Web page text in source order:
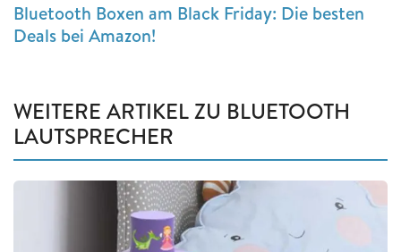
Bluetooth Boxen am Black Friday: Die besten
Deals bei Amazon!
WEITERE ARTIKEL ZU BLUETOOTH
LAUTSPRECHER